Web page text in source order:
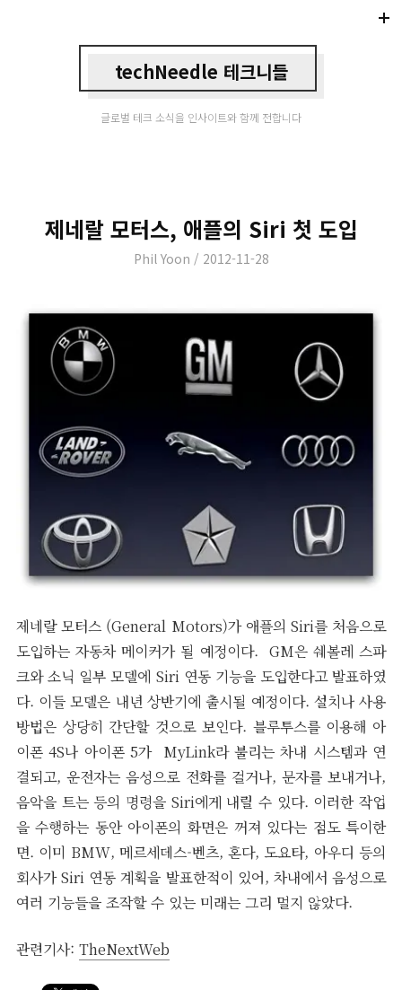
techNeedle 테크니들
글로벌 테크 소식을 인사이트와 함께 전합니다
제네랄 모터스, 애플의 Siri 첫 도입
Author
Phil Yoon
Posted
2012-11-28
제네랄 모터스 (General Motors)가 애플의 Siri를 처음으로
도입하는 자동차 메이커가 될 예정이다. GM은 쉐볼레 스파
크와 소닉 일부 모델에 Siri 연동 기능을 도입한다고 발표하였
다. 이들 모델은 내년 상반기에 출시될 예정이다. 설치나 사용
방법은 상당히 간단할 것으로 보인다. 블루투스를 이용해 아
이폰 4S나 아이폰 5가 MyLink라 불리는 차내 시스템과 연
결되고, 운전자는 음성으로 전화를 걸거나, 문자를 보내거나,
음악을 트는 등의 명령을 Siri에게 내릴 수 있다. 이러한 작업
을 수행하는 동안 아이폰의 화면은 꺼져 있다는 점도 특이한
면. 이미 BMW, 메르세데스-벤츠, 혼다, 도요타, 아우디 등의
회사가 Siri 연동 계획을 발표한적이 있어, 차내에서 음성으로
여러 기능들을 조작할 수 있는 미래는 그리 멀지 않았다.
관련기사: TheNextWeb